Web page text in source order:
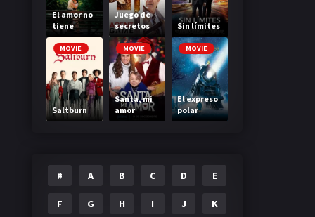
El amor no
tiene
reglas
Juego de
secretos
Sin límites
MOVIE
Saltburn
MOVIE
Santa, mi
amor
MOVIE
El expreso
polar
# A B C D E
F G H I J K